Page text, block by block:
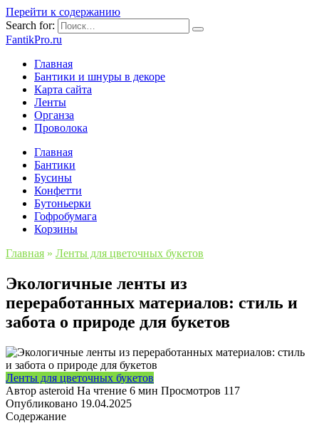
Перейти к содержанию
Search for:
FantikPro.ru
Главная
Бантики и шнуры в декоре
Карта сайта
Ленты
Органза
Проволока
Главная
Бантики
Бусины
Конфетти
Бутоньерки
Гофробумага
Корзины
Главная » Ленты для цветочных букетов
Экологичные ленты из
переработанных материалов: стиль и
забота о природе для букетов
Ленты для цветочных букетов
Автор asteroid На чтение 6 мин Просмотров 117
Опубликовано 19.04.2025
Содержание